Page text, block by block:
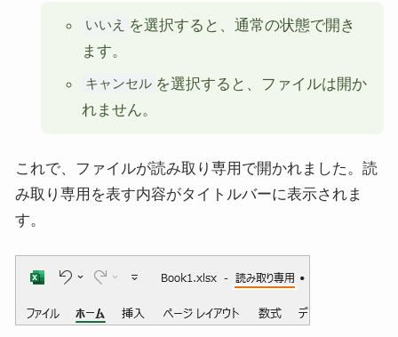
いいえ
を選択すると、通常の状態で開き
ます。
キャンセル を選択すると、ファイルは開か
れません。
これで、ファイルが読み取り専用で開かれました。読
み取り専用を表す内容がタイトルバーに表示されま
す。